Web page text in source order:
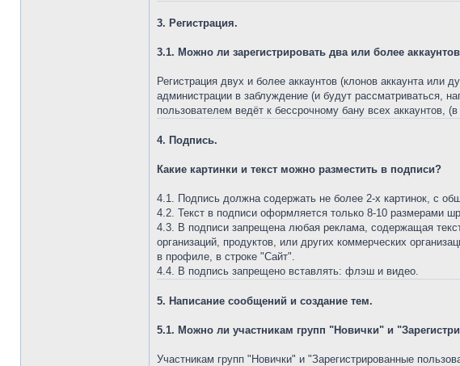
3. Регистрация.
3.1. Можно ли зарегистрировать два или более
Регистрация двух и более аккаунтов (клонов аккаунта
администрации в заблуждение (и будут рассматриваться,
пользователем ведёт к бессрочному бану всех аккаунтов,
4. Подпись.
Какие картинки и текст можно разместить в подписи?
4.1. Подпись должна содержать не более 2-х картинок, с
4.2. Текст в подписи оформляется только 8-10 размерами
4.3. В подписи запрещена любая реклама, содержащая
организаций, продуктов, или других коммерческих
в профиле, в строке "Сайт".
4.4. В подпись запрещено вставлять: флэш и видео.
5. Написание сообщений и создание тем.
5.1. Можно ли участникам групп "Новички" и
Участникам групп "Новички" и "Зарегистрированные